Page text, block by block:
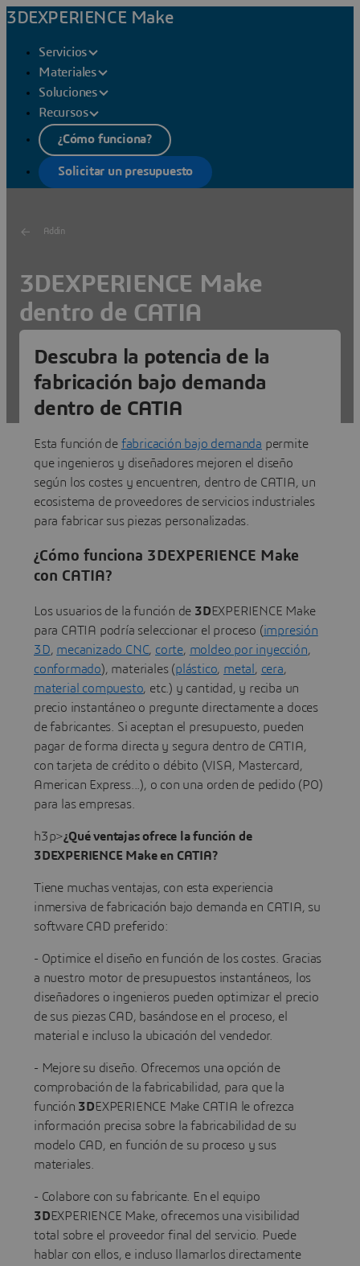
3DEXPERIENCE Make
Servicios
Materiales
Soluciones
Recursos
¿Cómo funciona?
Solicitar un presupuesto
Addin
3DEXPERIENCE Make
dentro de CATIA
Toda la potencia de la fabricación bajo demanda,
directamente desde CATIA
Obtener un presupuesto instantáneo
Descubra la potencia de la
fabricación bajo demanda
dentro de CATIA
Esta función de fabricación bajo demanda permite
que ingenieros y diseñadores mejoren el diseño
según los costes y encuentren, dentro de CATIA, un
ecosistema de proveedores de servicios industriales
para fabricar sus piezas personalizadas.
¿Cómo funciona 3DEXPERIENCE Make
con CATIA?
Los usuarios de la función de 3DEXPERIENCE Make
para CATIA podría seleccionar el proceso (impresión
3D, mecanizado CNC, corte, moldeo por inyección,
conformado), materiales (plástico, metal , cera,
material compuesto, etc.) y cantidad, y reciba un
precio instantáneo o pregunte directamente a doces
de fabricantes. Si aceptan el presupuesto, pueden
pagar de forma directa y segura dentro de CATIA,
con tarjeta de crédito o débito (VISA, Mastercard,
American Express...), o con una orden de pedido (PO)
para las empresas.
h3p>¿Qué ventajas ofrece la función de
3DEXPERIENCE Make en CATIA?
Tiene muchas ventajas, con esta experiencia
inmersiva de fabricación bajo demanda en CATIA, su
software CAD preferido:
- Optimice el diseño en función de los costes. Gracias
a nuestro motor de presupuestos instantáneos, los
diseñadores o ingenieros pueden optimizar el precio
de sus piezas CAD, basándose en el proceso, el
material e incluso la ubicación del vendedor.
- Mejore su diseño. Ofrecemos una opción de
comprobación de la fabricabilidad, para que la
función 3DEXPERIENCE Make CATIA le ofrezca
información precisa sobre la fabricabilidad de su
modelo CAD, en función de su proceso y sus
materiales.
- Colabore con su fabricante. En el equipo
3DEXPERIENCE Make, ofrecemos una visibilidad
total sobre el proveedor final del servicio. Puede
hablar con ellos, e incluso llamarlos directamente